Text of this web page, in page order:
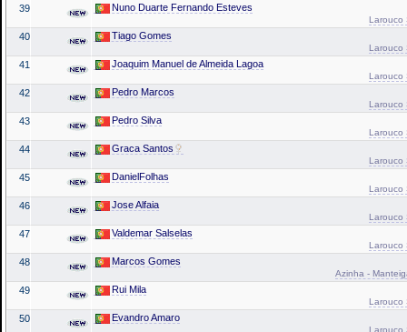
39 Nuno Duarte Fernando Esteves
Larouco
40 Tiago Gomes
Larouco
41 Joaquim Manuel de Almeida Lagoa
Larouco
42 Pedro Marcos
Larouco
43 Pedro Silva
Larouco
44 Graca Santos
Larouco
45 DanielFolhas
Larouco
46 Jose Alfaia
Larouco
47 Valdemar Salselas
Larouco
48 Marcos Gomes
Azinha -
49 Rui Mila
Larouco
50 Evandro Amaro
Larouco